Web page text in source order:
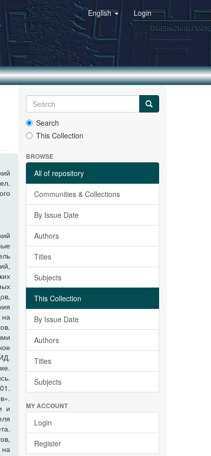
English Login
и
на
Search
This Collection
BROWSE
All of repository
Communities & Collections
By Issue Date
Authors
Titles
Subjects
This Collection
By Issue Date
Authors
Titles
Subjects
MY ACCOUNT
Login
Register